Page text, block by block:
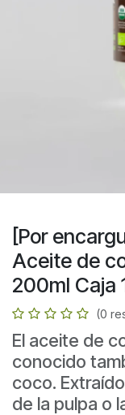
[Por
Aceite de
200ml Caja
(0
El aceite de
conocido
coco.
de la pulpa o